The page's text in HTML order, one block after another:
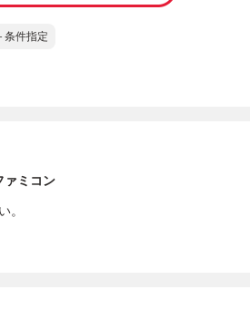
条件指定
ァミコン
。